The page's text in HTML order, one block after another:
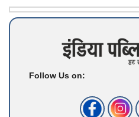
Follow Us on: